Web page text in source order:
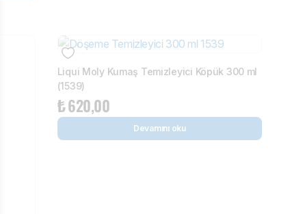
Liqui Moly Kumaş Temizleyici Köpük 300 ml
(1539)
₺620,00
Devamını oku